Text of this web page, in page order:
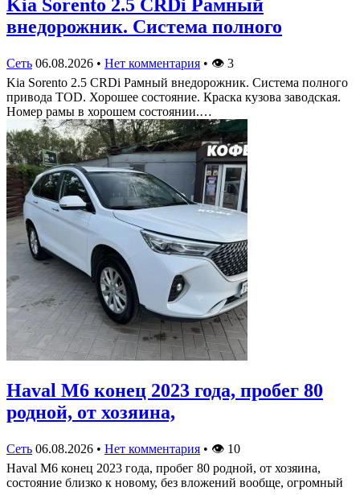
Kia Sorento 2.5 CRDi Рамный
внедорожник. Система полного
Сеть 06.08.2026 • Нет комментария • 👁 3
Kia Sorento 2.5 CRDi Рамный внедорожник. Система полного
привода TOD. Хорошее состояние. Краска кузова заводская.
Номер рамы в хорошем состоянии.…
Haval M6 конец 2023 года, пробег 80
родной, от хозяина,
Сеть 06.08.2026 • Нет комментария • 👁 10
Haval M6 конец 2023 года, пробег 80 родной, от хозяина,
состояние близко к новому, без вложений вообще, огромный